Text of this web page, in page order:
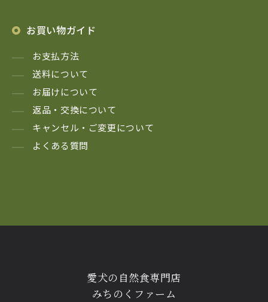
お買い物ガイド
お支払方法
送料について
お届けについて
返品・交換について
キャンセル・ご変更について
よくある質問
愛犬の自然食専門店
みちのくファーム